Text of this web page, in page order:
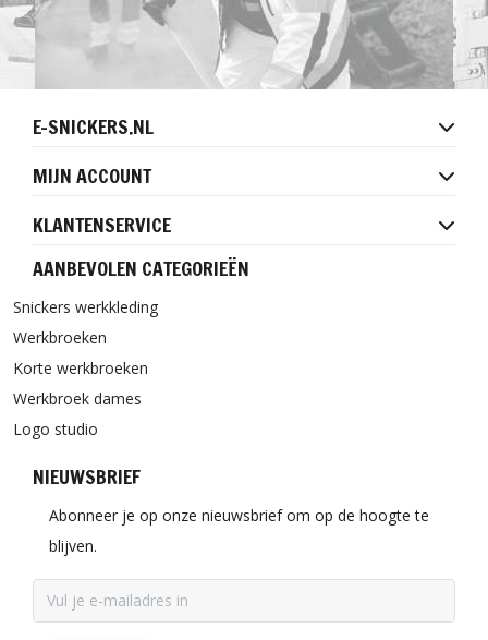
E-SNICKERS.NL
MIJN ACCOUNT
KLANTENSERVICE
AANBEVOLEN CATEGORIEËN
Snickers werkkleding
Werkbroeken
Korte werkbroeken
Werkbroek dames
Logo studio
NIEUWSBRIEF
Abonneer je op onze nieuwsbrief om op de hoogte te
blijven.